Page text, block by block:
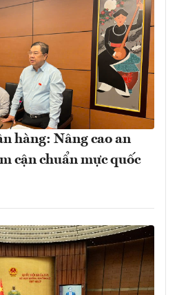
hàng: Nâng cao an
cận chuẩn mực quốc